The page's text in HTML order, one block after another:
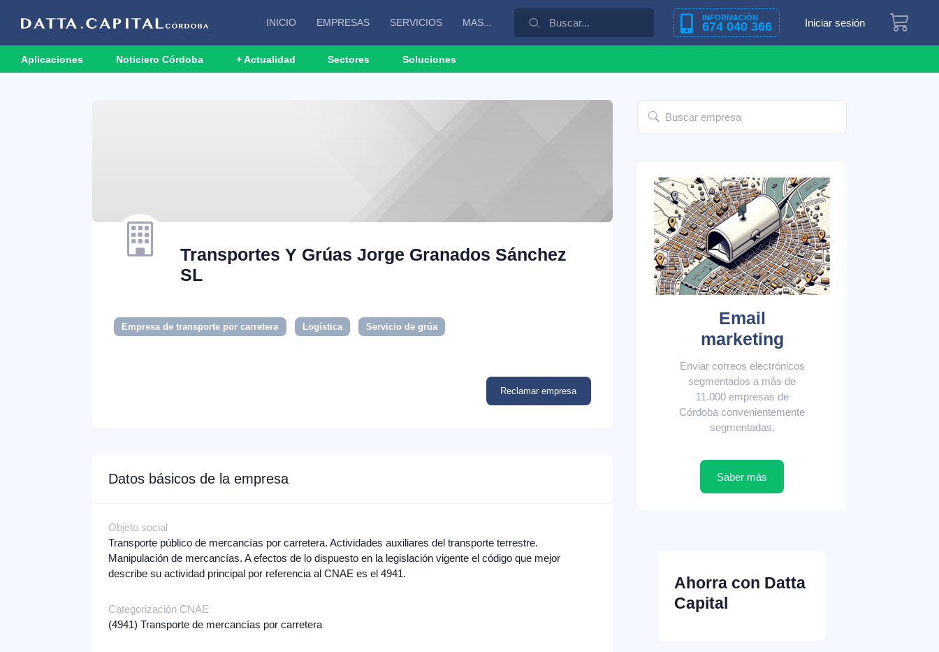
INICIO EMPRESAS SERVICIOS MAS... INFORMACIÓN
674 040 366 Iniciar sesión
Aplicaciones Noticiero Córdoba + Actualidad Sectores Soluciones
Transportes Y Grúas Jorge Granados Sánchez
SL
Empresa de transporte por carretera Logística Servicio de grúa
Reclamar empresa
Datos básicos de la empresa
Objeto social
Transporte público de mercancías por carretera. Actividades auxiliares del transporte terrestre.
Manipulación de mercancías. A efectos de lo dispuesto en la legislación vigente el código que mejor
describe su actividad principal por referencia al CNAE es el 4941.
Categorización CNAE
(4941) Transporte de mercancías por carretera
Email
marketing
Enviar correos electrónicos
segmentados a más de
11.000 empresas de
Córdoba convenientemente
segmentadas.
Saber más
Ahorra con Datta
Capital